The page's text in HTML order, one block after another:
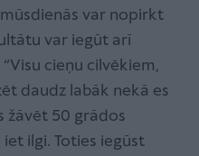
var nopirkt
var iegūt arī
cieņu cilvēkiem,
daudz labāk nekā es
žāvēt 50 grādos
ilgi. Toties iegūst